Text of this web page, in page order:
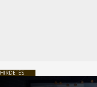
HIRDETÉS